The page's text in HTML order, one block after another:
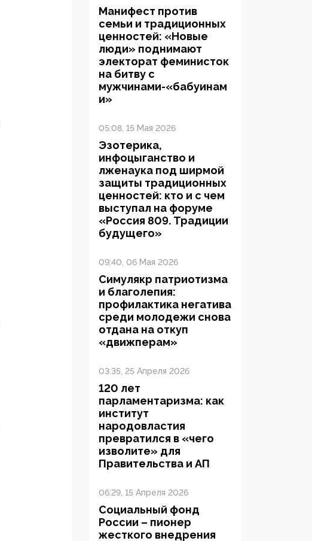
Манифест против
семьи и традиционных
ценностей: «Новые
люди» поднимают
электорат феминисток
на битву с
мужчинами-«бабуинам
и»
05:08, 15 Мая 2026
Эзотерика,
инфоцыганство и
лженаука под ширмой
защиты традиционных
ценностей: кто и с чем
выступал на форуме
«Россия 809. Традиции
будущего»
09:40, 06 Мая 2026
Симулякр патриотизма
и благолепия:
профилактика негатива
среди молодежи снова
отдана на откуп
«движперам»
03:35, 25 Апреля 2026
120 лет
парламентаризма: как
институт
народовластия
превратился в «чего
изволите» для
Правительства и АП
06:29, 15 Апреля 2026
Социальный фонд
России – пионер
жесткого внедрения